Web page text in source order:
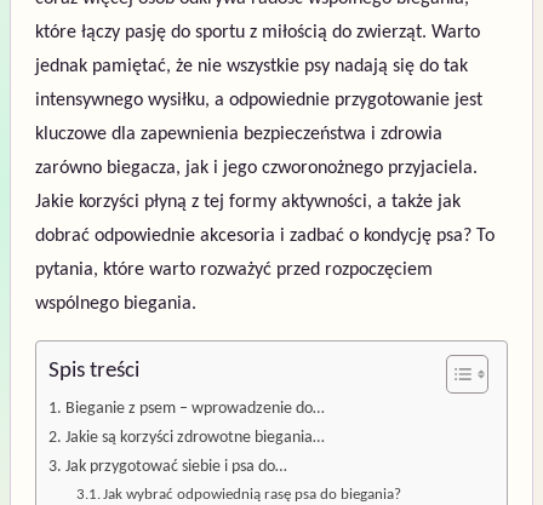
które łączy pasję do sportu z miłością do zwierząt. Warto
jednak pamiętać, że nie wszystkie psy nadają się do tak
intensywnego wysiłku, a odpowiednie przygotowanie jest
kluczowe dla zapewnienia bezpieczeństwa i zdrowia
zarówno biegacza, jak i jego czworonożnego przyjaciela.
Jakie korzyści płyną z tej formy aktywności, a także jak
dobrać odpowiednie akcesoria i zadbać o kondycję psa? To
pytania, które warto rozważyć przed rozpoczęciem
wspólnego biegania.
Spis treści
Bieganie z psem – wprowadzenie do…
Jakie są korzyści zdrowotne biegania…
Jak przygotować siebie i psa do…
Jak wybrać odpowiednią rasę psa do biegania?